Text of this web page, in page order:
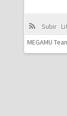
Subir
MEGAMU